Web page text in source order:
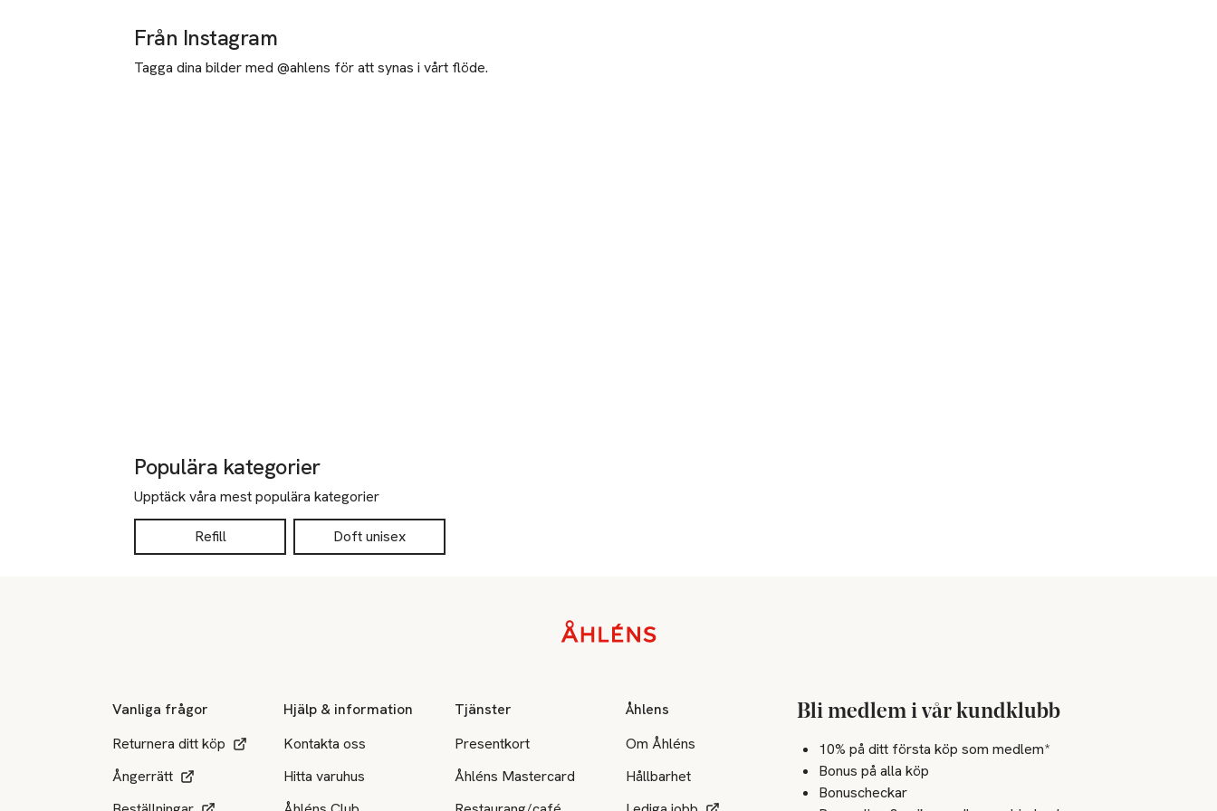
Från Instagram
Tagga dina bilder med @ahlens för att synas i vårt flöde.
Populära kategorier
Upptäck våra mest populära kategorier
Refill Doft unisex
Vanliga frågor
Returnera ditt köp
Ångerrätt
Hjälp & information
Kontakta oss
Hitta varuhus
Tjänster
Presentkort
Åhléns Mastercard
Åhlens
Om Åhléns
Hållbarhet
Bli medlem i vår kundklubb
10% på ditt första köp som medlem*
Bonus på alla köp
Bonuscheckar